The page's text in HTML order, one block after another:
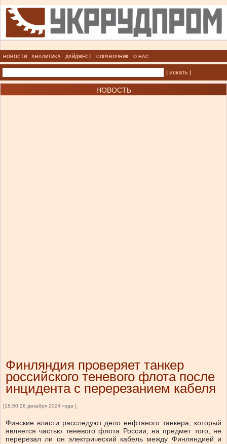
НОВОСТИ АНАЛИТИКА ДАЙДЖЕСТ СПРАВОЧНИК О НАС
| искать |
НОВОСТЬ
Финляндия проверяет танкер
российского теневого флота после
инцидента с перерезанием кабеля
[18:50 26 декабря 2024 года ]
Финские власти расследуют дело нефтяного танкера, который
является частью теневого флота России, на предмет того, не
перерезал ли он электрический кабель между Финляндией и